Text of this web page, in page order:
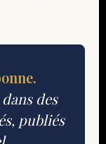
des
publiés